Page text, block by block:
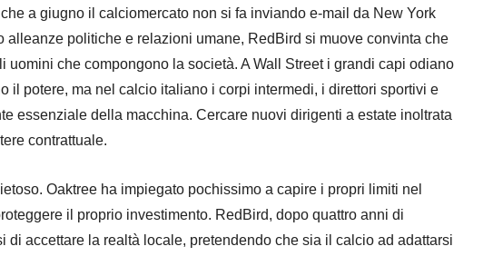
a giugno il calciomercato non si fa inviando e-mail da New York
alleanze politiche e relazioni umane, RedBird si muove convinta che
uomini che compongono la società. A Wall Street i grandi capi odiano
il potere, ma nel calcio italiano i corpi intermedi, i direttori sportivi e
essenziale della macchina. Cercare nuovi dirigenti a estate inoltrata
contrattuale.
Oaktree ha impiegato pochissimo a capire i propri limiti nel
il proprio investimento. RedBird, dopo quattro anni di
di accettare la realtà locale, pretendendo che sia il calcio ad adattarsi